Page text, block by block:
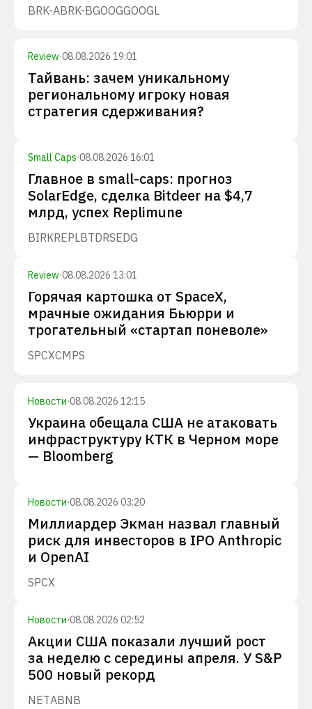
BRK-ABRK-BGOOGGOOGL
Review·08.08.2026 19:01
Тайвань: зачем уникальному
региональному игроку новая
стратегия сдерживания?
Small Caps·08.08.2026 16:01
Главное в small-caps: прогноз
SolarEdge, сделка Bitdeer на $4,7
млрд, успех Replimune
BIRKREPLBTDRSEDG
Review·08.08.2026 13:01
Горячая картошка от SpaceX,
мрачные ожидания Бьюрри и
трогательный «стартап поневоле»
SPCXCMPS
Новости·08.08.2026 12:15
Украина обещала США не атаковать
инфраструктуру КТК в Черном море
— Bloomberg
Новости·08.08.2026 03:20
Миллиардер Экман назвал главный
риск для инвесторов в IPO Anthropic
и OpenAI
SPCX
Новости·08.08.2026 02:52
Акции США показали лучший рост
за неделю с середины апреля. У S&P
500 новый рекорд
NETABNB